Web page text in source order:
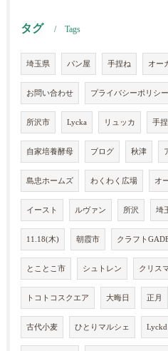
タグ Tags
埼玉県 パン屋 手捏ね オー
お問い合わせ プライバシーポリシー
所沢市 Lycka リュッカ 手
自家培養酵母 ブログ 秋津
島忠ホームズ わくわく広場 オ
イースト ルヴァン 所沢 埼
11.18(木) 朝霞市 クラフト
とことこ市 シュトレン クリス
トコトコスクエア 大晦日 正月
古代小麦 ひとりマルシェ Lyckd